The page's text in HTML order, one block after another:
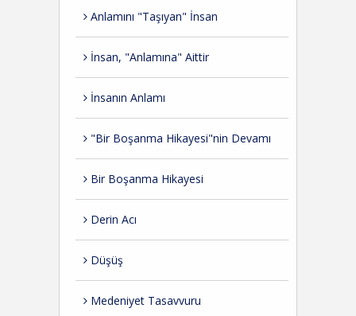
Anlamını "Taşıyan" İnsan
İnsan, "Anlamına" Aittir
İnsanın Anlamı
"Bir Boşanma Hikayesi"nin Devamı
Bir Boşanma Hikayesi
Derin Acı
Düşüş
Medeniyet Tasavvuru